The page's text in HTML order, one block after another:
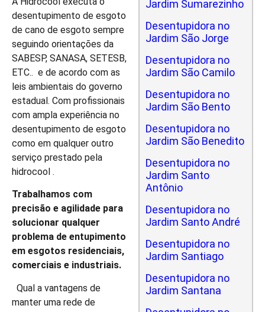
desentupimento de esgoto
de cano de esgoto sempre
seguindo orientações da
SABESP, SANASA, SETESB,
ETC.. e de acordo com as
leis ambientais do governo
estadual. Com profissionais
com ampla experiência no
desentupimento de esgoto
como em qualquer outro
serviço prestado pela
hidrocool .
Trabalhamos com
precisão e agilidade para
solucionar qualquer
problema de entupimento
em esgotos residenciais,
comerciais e industriais.
Qual a vantagens de
manter uma rede de
Jardim Sumarezinho
Desentupidora no
Jardim São Jorge
Desentupidora no
Jardim São Camilo
Desentupidora no
Jardim São Bento
Desentupidora no
Jardim São Benedito
Desentupidora no
Jardim Santo
Antônio
Desentupidora no
Jardim Santo André
Desentupidora no
Jardim Santiago
Desentupidora no
Jardim Santana